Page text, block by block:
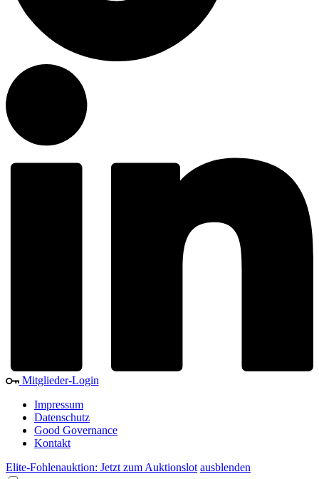
Mitglieder-Login
Impressum
Datenschutz
Good Governance
Kontakt
Elite-Fohlenauktion: Jetzt zum Auktionslot ausblenden